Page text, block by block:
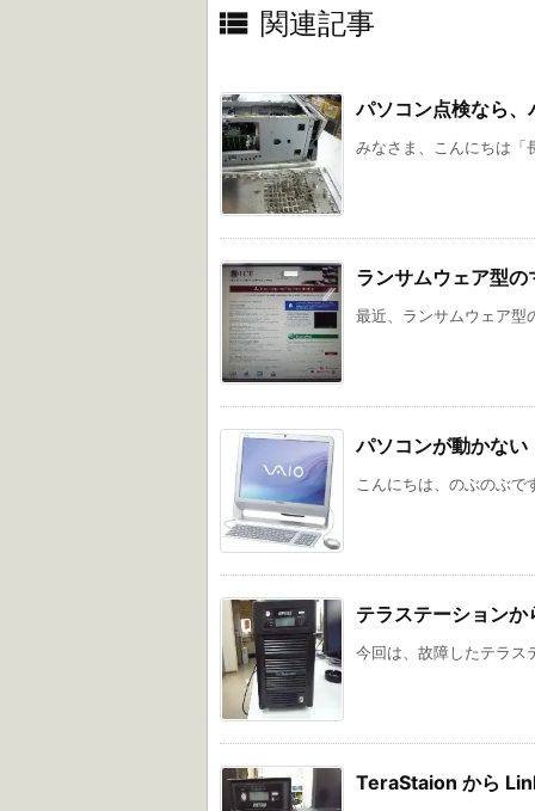
 関連記事
パソコン点検なら、
みなさま、こんにちは「
ランサムウェア型
最近、ランサムウェア型
パソコンが動かな
こんにちは、のぶのぶ
テラステーション
今回は、故障したテラス
TeraStaion から